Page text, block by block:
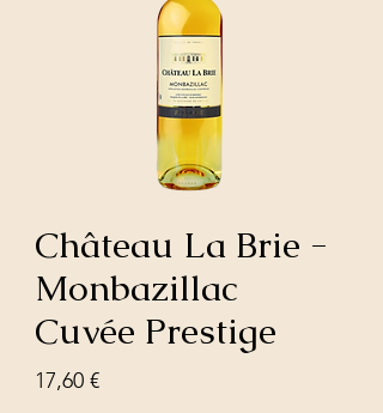
Château La Brie -
Monbazillac
Cuvée Prestige
17,60 €Prix